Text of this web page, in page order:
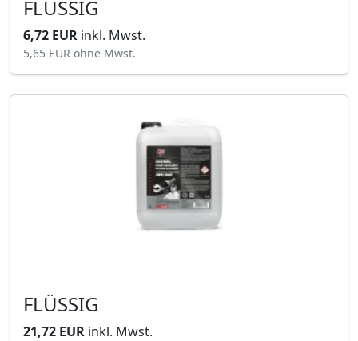
FLÜSSIG
6,72 EUR inkl. Mwst.
5,65 EUR ohne Mwst.
FLÜSSIG
21,72 EUR inkl. Mwst.